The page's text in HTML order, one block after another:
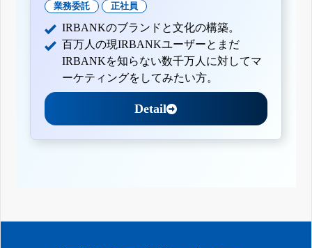
業務委託 正社員
IRBANKのブランドと文化の構築。
百万人の現IRBANKユーザーとまだ
IRBANKを知らない数千万人に対してマ
ーケティングをしてみたい方。
Detail